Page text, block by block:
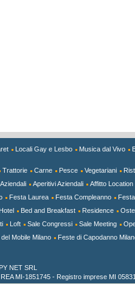
Locali Gay e Lesbo Musica dal Vivo
Trattorie Carne Pesce Vegetariani
Aperitivi Aziendali
Affitto Location
Festa Laurea Festa Compleanno
Bed and Breakfast Residence
Loft Sale Congressi Sale Meeting
Mobile Milano Feste di Capodanno
NET SRL
MI-1851745 - Registro imprese MI